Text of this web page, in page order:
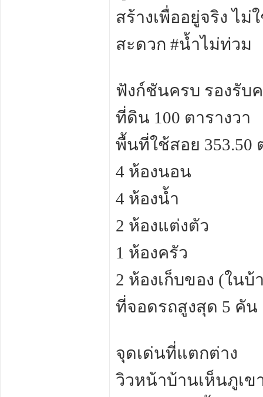
สร้างเพื่ออยู่จริง ไม่
สะดวก #น้ำไม่ท่วม
ฟังก์ชันครบ รองรับ
ที่ดิน 100 ตารางวา
พื้นที่ใช้สอย 353.50
4 ห้องนอน
4 ห้องน้ำ
2 ห้องแต่งตัว
1 ห้องครัว
2 ห้องเก็บของ (ใน
ที่จอดรถสูงสุด 5 คัน
จุดเด่นที่แตกต่าง
วิวหน้าบ้านเห็นภูเข